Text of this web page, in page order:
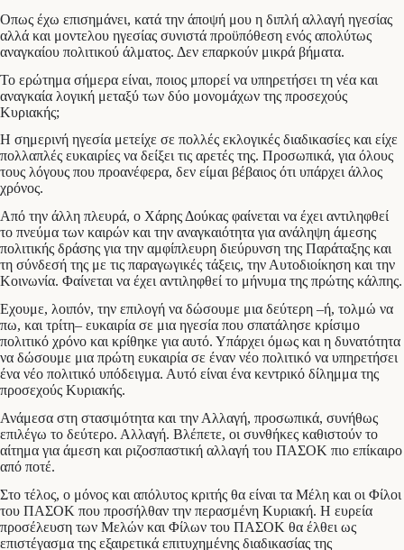
Οπως έχω επισημάνει, κατά την άποψή μου η διπλή αλλαγή ηγεσίας
αλλά και μοντελου ηγεσίας συνιστά προϋπόθεση ενός απολύτως
αναγκαίου πολιτικού άλματος. Δεν επαρκούν μικρά βήματα.
Το ερώτημα σήμερα είναι, ποιος μπορεί να υπηρετήσει τη νέα και
αναγκαία λογική μεταξύ των δύο μονομάχων της προσεχούς
Κυριακής;
Η σημερινή ηγεσία μετείχε σε πολλές εκλογικές διαδικασίες και είχε
πολλαπλές ευκαιρίες να δείξει τις αρετές της. Προσωπικά, για όλους
τους λόγους που προανέφερα, δεν είμαι βέβαιος ότι υπάρχει άλλος
χρόνος.
Από την άλλη πλευρά, ο Χάρης Δούκας φαίνεται να έχει αντιληφθεί
το πνεύμα των καιρών και την αναγκαιότητα για ανάληψη άμεσης
πολιτικής δράσης για την αμφίπλευρη διεύρυνση της Παράταξης και
τη σύνδεσή της με τις παραγωγικές τάξεις, την Αυτοδιοίκηση και την
Κοινωνία. Φαίνεται να έχει αντιληφθεί το μήνυμα της πρώτης κάλπης.
Εχουμε, λοιπόν, την επιλογή να δώσουμε μια δεύτερη –ή, τολμώ να
πω, και τρίτη– ευκαιρία σε μια ηγεσία που σπατάλησε κρίσιμο
πολιτικό χρόνο και κρίθηκε για αυτό. Υπάρχει όμως και η δυνατότητα
να δώσουμε μια πρώτη ευκαιρία σε έναν νέο πολιτικό να υπηρετήσει
ένα νέο πολιτικό υπόδειγμα. Αυτό είναι ένα κεντρικό δίλημμα της
προσεχούς Κυριακής.
Ανάμεσα στη στασιμότητα και την Αλλαγή, προσωπικά, συνήθως
επιλέγω το δεύτερο. Αλλαγή. Βλέπετε, οι συνθήκες καθιστούν το
αίτημα για άμεση και ριζοσπαστική αλλαγή του ΠΑΣΟΚ πιο επίκαιρο
από ποτέ.
Στο τέλος, ο μόνος και απόλυτος κριτής θα είναι τα Μέλη και οι Φίλοι
του ΠΑΣΟΚ που προσήλθαν την περασμένη Κυριακή. Η ευρεία
προσέλευση των Μελών και Φίλων του ΠΑΣΟΚ θα έλθει ως
επιστέγασμα της εξαιρετικά επιτυχημένης διαδικασίας της